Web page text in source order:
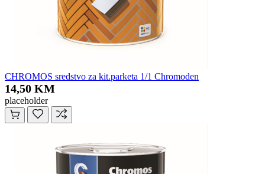
CHROMOS sredstvo za kit.parketa 1/1 Chromoden
14,50 KM
placeholder